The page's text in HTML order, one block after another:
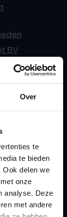
Over
te
te bieden
Ook delen we
onze
analyse. Deze
met andere
BV
Stamrecht
BV door
vanuit